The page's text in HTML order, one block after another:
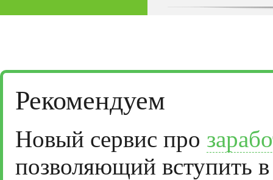
Рекомендуем
Новый сервис про
позволяющий вступить